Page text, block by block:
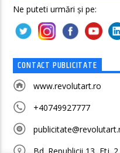
Ne puteti urmări și pe:
CONTACT PUBLICITATE
www.revolutart.ro
+40749927777